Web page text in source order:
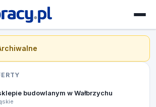
budowlanym w Wałbrzychu